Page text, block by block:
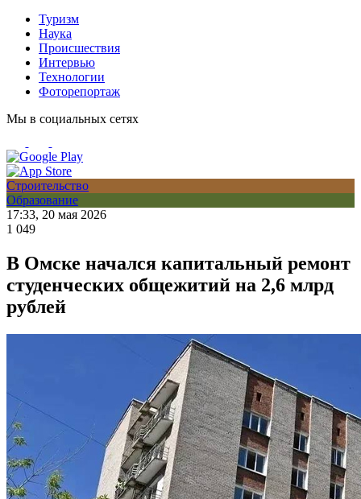
Туризм
Наука
Происшествия
Интервью
Технологии
Фоторепортаж
Мы в социальных сетях
Строительство
Образование
17:33, 20 мая 2026
1 049
В Омске начался капитальный ремонт
студенческих общежитий на 2,6 млрд
рублей